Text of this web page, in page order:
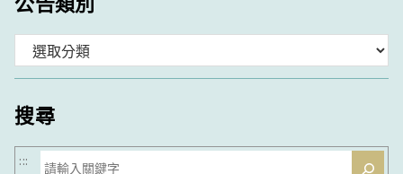
類
搜尋
搜
:::